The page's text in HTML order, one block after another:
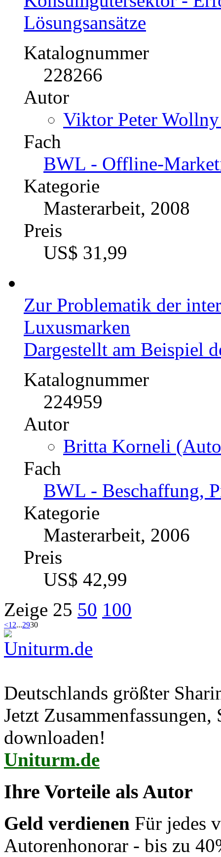
Lösungsansätze
Katalognummer
228266
Autor
Viktor Peter
Fach
BWL - Offline-
Kategorie
Masterarbeit, 2008
Preis
US$ 31,99
Zur Problematik der
Luxusmarken
Dargestellt am Beispiel
Katalognummer
224959
Autor
Britta Korneli
Fach
BWL - Beschaffung,
Kategorie
Masterarbeit, 2006
Preis
US$ 42,99
Zeige 25 50 100
<1 2...2930
Deutschlands größter
Jetzt
downloaden!
Uniturm.de
Ihre Vorteile als Autor
Geld verdienen Für jedes
Autorenhonorar - bis zu